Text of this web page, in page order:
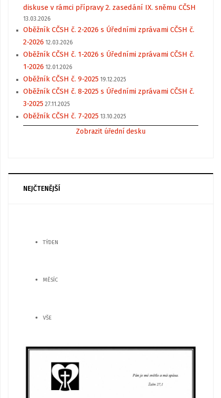
diskuse v rámci přípravy 2. zasedání IX. sněmu CČSH
13.03.2026
Oběžník CČSH č. 2-2026 s Úředními zprávami CČSH č.
2-2026 12.03.2026
Oběžník CČSH č. 1-2026 s Úředními zprávami CČSH č.
1-2026 12.01.2026
Oběžník CČSH č. 9-2025 19.12.2025
Oběžník CČSH č. 8-2025 s Úředními zprávami CČSH č.
3-2025 27.11.2025
Oběžník CČSH č. 7-2025 13.10.2025
Zobrazit úřední desku
NEJČTENĚJŠÍ
TÝDEN
MĚSÍC
VŠE